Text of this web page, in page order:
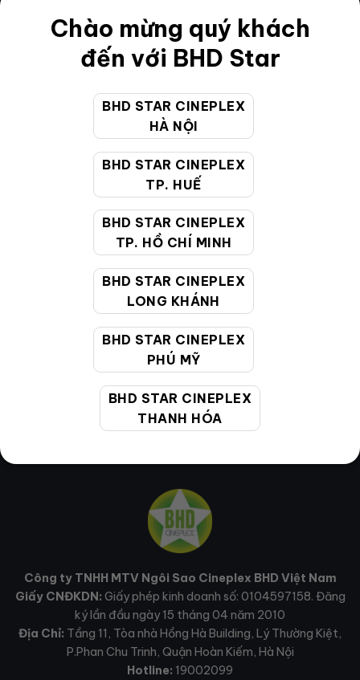
Chào mừng quý khách
đến với BHD Star
BHD STAR CINEPLEX
HÀ NỘI
BHD STAR CINEPLEX
TP. HUẾ
BHD STAR CINEPLEX
TP. HỒ CHÍ MINH
BHD STAR CINEPLEX
LONG KHÁNH
BHD STAR CINEPLEX
PHÚ MỸ
BHD STAR CINEPLEX
THANH HÓA
Điều khoản
Hướng dẫn đặt vé trực tuyến
Chính sách bảo vệ thông tin cá nhân của người tiêu
CHĂM SÓC KHÁCH HÀNG
19002099
gồm cả Lễ, Tết)
cskh@bhdstar.vn
MẠNG XÃ HỘI
Công ty TNHH MTV Ngôi Sao Cineplex BHD Việt Nam
Giấy CNĐKDN: Giấy phép kinh doanh số: 0104597158. Đăng
ký lần đầu ngày 15 tháng 04 năm 2010
Địa Chỉ: Tầng 11, Tòa nhà Hồng Hà Building, Lý Thường Kiệt,
P.Phan Chu Trinh, Quận Hoàn Kiếm, Hà Nội
Hotline: 19002099